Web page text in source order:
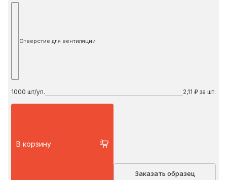
Отверстие для вентиляции
1000 шт/уп. 2,11 ₽ за шт.
В корзину
Заказать образец